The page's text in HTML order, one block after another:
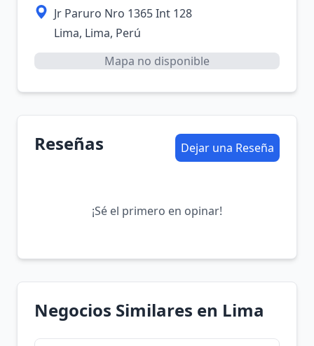
Jr Paruro Nro 1365 Int 128
Lima, Lima, Perú
Mapa no disponible
Reseñas Dejar una Reseña
¡Sé el primero en opinar!
Negocios Similares en Lima